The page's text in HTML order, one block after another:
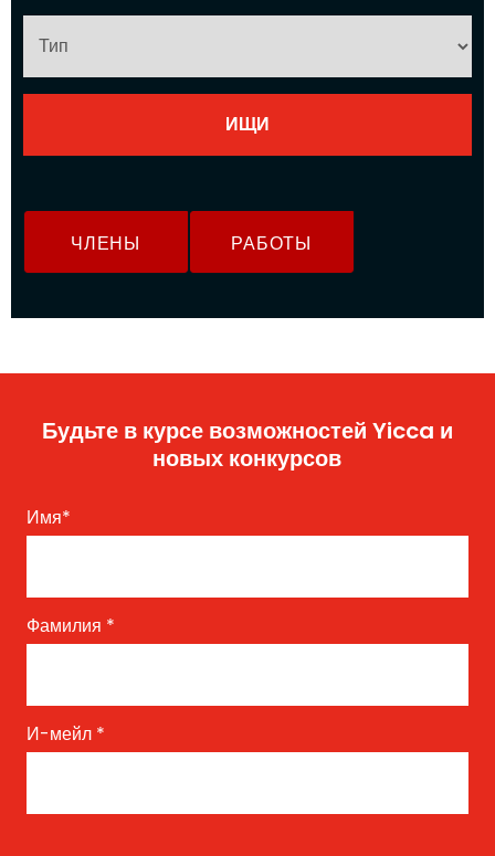
ЧЛЕНЫ РАБОТЫ
Будьте в курсе возможностей Yicca и
новых конкурсов
Имя*
Фамилия *
И-мейл *